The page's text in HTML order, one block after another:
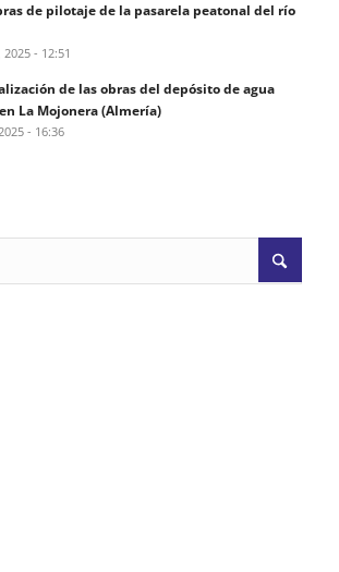
de pilotaje de la pasarela peatonal del río
- 12:51
de las obras del depósito de agua
La Mojonera (Almería)
- 16:36